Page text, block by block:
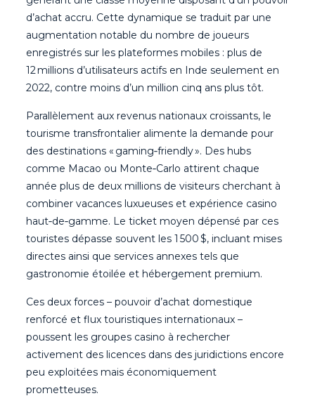
d’achat accru. Cette dynamique se traduit par une
augmentation notable du nombre de joueurs
enregistrés sur les plateformes mobiles : plus de
12 millions d’utilisateurs actifs en Inde seulement en
2022, contre moins d’un million cinq ans plus tôt.
Parallèlement aux revenus nationaux croissants, le
tourisme transfrontalier alimente la demande pour
des destinations « gaming‑friendly ». Des hubs
comme Macao ou Monte‑Carlo attirent chaque
année plus de deux millions de visiteurs cherchant à
combiner vacances luxueuses et expérience casino
haut‑de‑gamme. Le ticket moyen dépensé par ces
touristes dépasse souvent les 1 500 $, incluant mises
directes ainsi que services annexes tels que
gastronomie étoilée et hébergement premium.
Ces deux forces – pouvoir d’achat domestique
renforcé et flux touristiques internationaux –
poussent les groupes casino à rechercher
activement des licences dans des juridictions encore
peu exploitées mais économiquement
prometteuses.